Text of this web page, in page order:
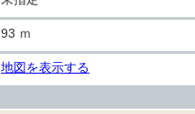
93 ｍ
地図を表示する